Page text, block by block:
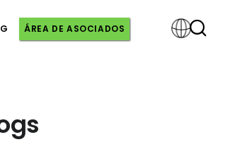
ÁREA DE ASOCIADOS